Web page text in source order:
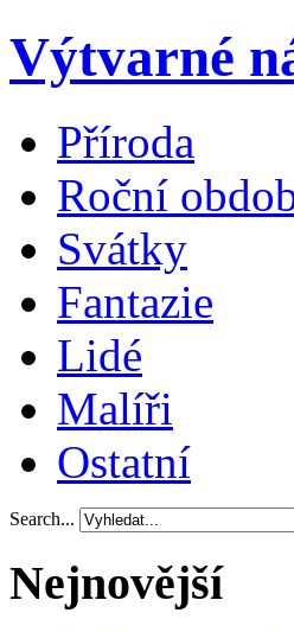
Výtvarné
Příroda
Roční
Svátky
Fantazie
Lidé
Malíři
Ostatní
Search...
Nejnovější